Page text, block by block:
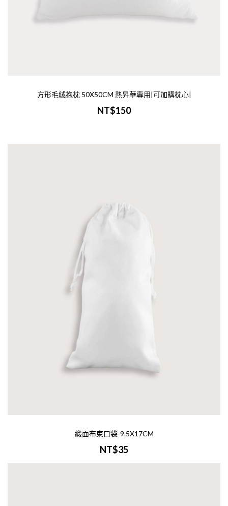
寸：W22xH100cm材質：超細纖維毛巾料，
方形毛絨抱枕 50X50CM 熱昇華專用|可加購枕心|
NT$150
緞面布束口袋-9.5X17CM
NT$35